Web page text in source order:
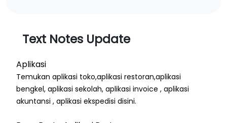
Text Notes Update
Aplikasi
Temukan aplikasi toko,aplikasi restoran,aplikasi
bengkel, aplikasi sekolah, aplikasi invoice , aplikasi
akuntansi , aplikasi ekspedisi disini.